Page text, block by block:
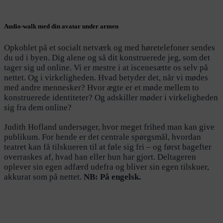
Audio-walk med din avatar under armen
Opkoblet på et socialt netværk og med høretelefoner sendes
du ud i byen. Dig alene og så dit konstruerede jeg, som det
tager sig ud online. Vi er mestre i at iscenesætte os selv på
nettet. Og i virkeligheden. Hvad betyder det, når vi mødes
med andre mennesker? Hvor ægte er et møde mellem to
konstruerede identiteter? Og adskiller møder i virkeligheden
sig fra dem online?
Judith Hofland undersøger, hvor meget frihed man kan give
publikum. For hende er det centrale spørgsmål, hvordan
teatret kan få tilskueren til at føle sig fri – og først bagefter
overraskes af, hvad han eller hun har gjort. Deltageren
oplever sin egen adfærd udefra og bliver sin egen tilskuer,
akkurat som på nettet. NB: På engelsk.